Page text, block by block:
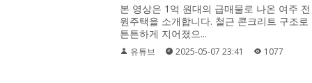
본 영상은 1억 원대의 급매물로 나온 여주 전
원주택을 소개합니다. 철근 콘크리트 구조로
튼튼하게 지어졌으...
유튜브 2025-05-07 23:41 1077